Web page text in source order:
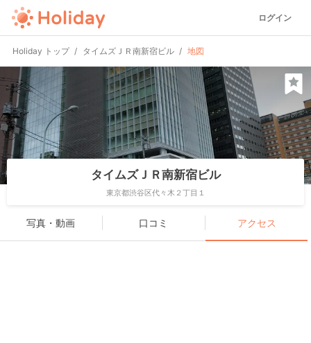
ログイン
Holiday トップ タイムズＪＲ南新宿ビル 地図
タイムズＪＲ南新宿ビル
東京都渋谷区代々木２丁目１
写真・動画 口コミ アクセス